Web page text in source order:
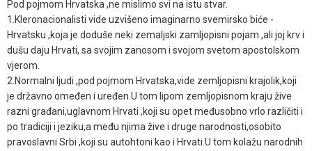
Pod pojmom Hrvatska ,ne mislimo svi na istu stvar.
1.Kleronacionalisti vide uzvišeno imaginarno svemirsko biće -
Hrvatsku ,koja je doduše neki zemaljski zamljopisni pojam ,ali joj krv i
dušu daju Hrvati, sa svojim zanosom i svojom svetom apostolskom
vjerom.
2.Normalni ljudi ,pod pojmom Hrvatska,vide zemljopisni krajolik,koji
je državno omeđen i uređen.U tom lipom zemljopisnom kraju žive
razni građani,uglavnom Hrvati ,koji su opet međusobno vrlo različiti i
po tradiciji i jeziku,a među njima žive i druge narodnosti,osobito
pravoslavni Srbi ,koji su autohtoni kao i Hrvati.U tom kolažu narodnih